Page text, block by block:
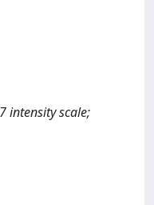
intensity scale;